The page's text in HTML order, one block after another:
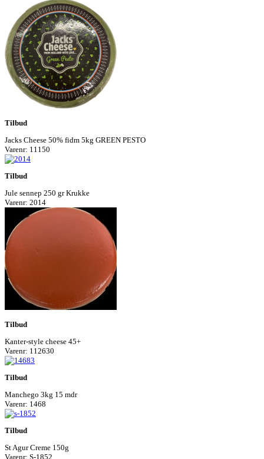
Tilbud
Jacks Cheese 50% fidm 5kg GREEN PESTO
Varenr: 11150
Tilbud
Jule sennep 250 gr Krukke
Varenr: 2014
Tilbud
Kanter-style cheese 45+
Varenr: 112630
Tilbud
Manchego 3kg 15 mdr
Varenr: 1468
Tilbud
St Agur Creme 150g
Varenr: S-1852